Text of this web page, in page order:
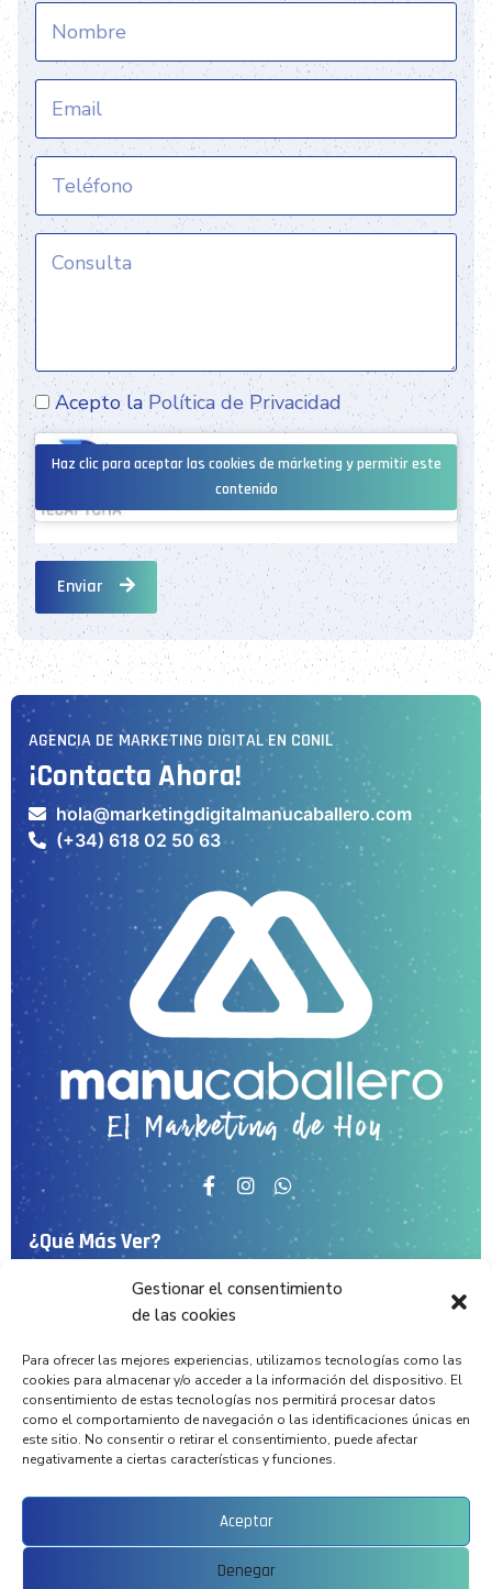
Gestionar el consentimiento
de las cookies
Para ofrecer las mejores experiencias, utilizamos tecnologías como las
cookies para almacenar y/o acceder a la información del dispositivo. El
consentimiento de estas tecnologías nos permitirá procesar datos
como el comportamiento de navegación o las identificaciones únicas en
este sitio. No consentir o retirar el consentimiento, puede afectar
negativamente a ciertas características y funciones.
Aceptar
Denegar
Acepto laPolítica de Privacidad
Haz clic para aceptar las cookies de márketing y permitir este
contenido
Enviar
AGENCIA DE MARKETING DIGITAL EN CONIL
¡Contacta Ahora!
hola@marketingdigitalmanucaballero.com
(+34) 618 02 50 63
¿Qué Más Ver?
Servicios
Proyectos
Noticias